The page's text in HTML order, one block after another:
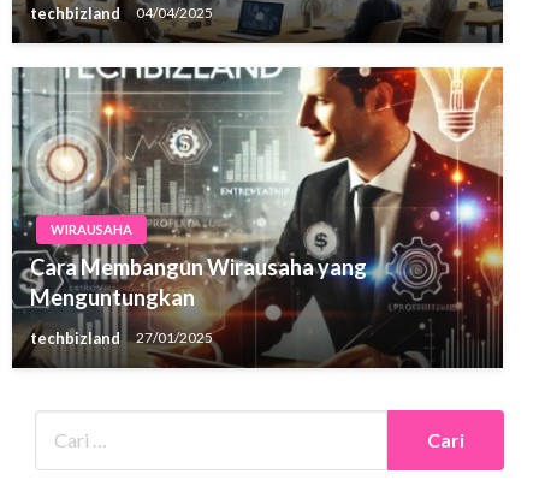
techbizland 04/04/2025
WIRAUSAHA
Cara Membangun Wirausaha yang
Menguntungkan
techbizland 27/01/2025